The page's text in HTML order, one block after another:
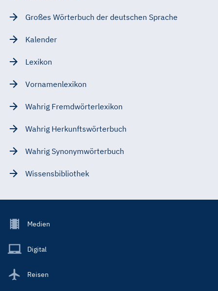
Großes Wörterbuch der deutschen Sprache
Kalender
Lexikon
Vornamenlexikon
Wahrig Fremdwörterlexikon
Wahrig Herkunftswörterbuch
Wahrig Synonymwörterbuch
Wissensbibliothek
Footer
Main
Medien
Digital
Reisen